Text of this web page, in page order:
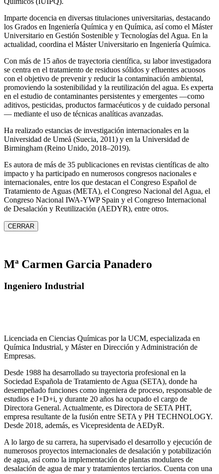
Imparte docencia en diversas titulaciones universitarias, destacando
los Grados en Ingeniería Química y en Química, así como el Máster
Universitario en Gestión Sostenible y Tecnologías del Agua. En la
actualidad, coordina el Máster Universitario en Ingeniería Química.
Con más de 15 años de trayectoria científica, su labor investigadora
se centra en el tratamiento de residuos sólidos y efluentes acuosos
con el objetivo de prevenir y reducir la contaminación ambiental,
promoviendo la sostenibilidad y la reutilización del agua. Es experta
en el estudio de contaminantes persistentes y emergentes —como
aditivos, pesticidas, productos farmacéuticos y de cuidado personal
— mediante el uso de técnicas analíticas avanzadas.
Ha realizado estancias de investigación internacionales en la
Universidad de Umeå (Suecia, 2011) y en la Universidad de
Birmingham (Reino Unido, 2018–2019).
Es autora de más de 35 publicaciones en revistas científicas de alto
impacto y ha participado en numerosos congresos nacionales e
internacionales, entre los que destacan el Congreso Español de
Tratamiento de Aguas (META), el Congreso Nacional del Agua, el
Congreso Nacional IWA‑YWP Spain y el Congreso Internacional
de Desalación y Reutilización (AEDYR), entre otros.
CERRAR
Mª Carmen Garcia Panadero
Ingeniero Industrial
Licenciada en Ciencias Químicas por la UCM, especializada en
Química Industrial, y Máster en Dirección y Administración de
Empresas.
Desde 1988 ha desarrollado su trayectoria profesional en la
Sociedad Española de Tratamiento de Agua (SETA), donde ha
desempeñado funciones como ingeniera de proceso, responsable de
estudios e I+D+i, y durante 20 años ha ocupado el cargo de
Directora General. Actualmente, es Directora de SETA PHT,
empresa resultante de la fusión entre SETA y PH TECHNOLOGY.
Desde 2018, además, es Vicepresidenta de AEDyR.
A lo largo de su carrera, ha supervisado el desarrollo y ejecución de
numerosos proyectos internacionales de desalación y potabilización
de agua, así como la implementación de plantas modulares de
desalación de agua de mar y tratamientos terciarios. Cuenta con una